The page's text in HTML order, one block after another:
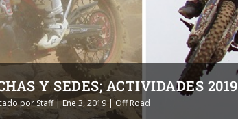
Y SEDES; ACTIVIDADES 2019
porStaff|Ene 3, 2019| Off Road